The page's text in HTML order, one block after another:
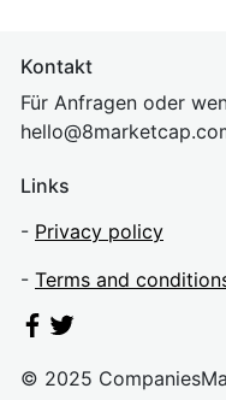
Kontakt
Für Anfragen oder
hello@8market
Links
- Privacy policy
- Terms and
© 2025